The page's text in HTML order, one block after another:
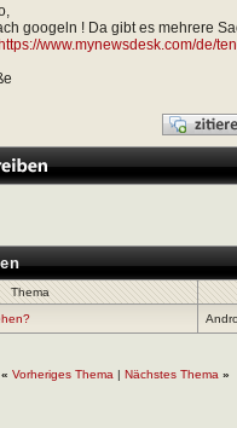
googeln ! Da gibt es mehrere
www.mynewsdesk.com/de/
Thema
« Vorheriges Thema | Nächstes Thema »